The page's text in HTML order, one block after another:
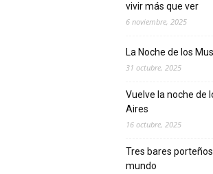
vivir más que ver
6 noviembre, 2025
La Noche de los
31 octubre, 2025
Vuelve la noche de
Aires
16 octubre, 2025
Tres bares
mundo